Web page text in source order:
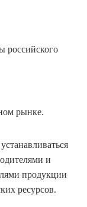
российского
рынке.
и
продукции
ресурсов.